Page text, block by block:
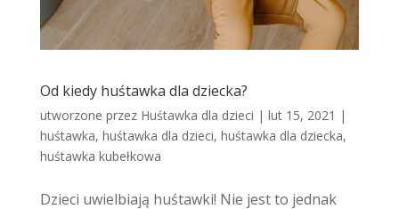
Od kiedy huśtawka dla dziecka?
utworzone przez Huśtawka dla dzieci | lut 15, 2021 |
huśtawka, huśtawka dla dzieci, huśtawka dla dziecka,
huśtawka kubełkowa
Dzieci uwielbiają huśtawki! Nie jest to jednak